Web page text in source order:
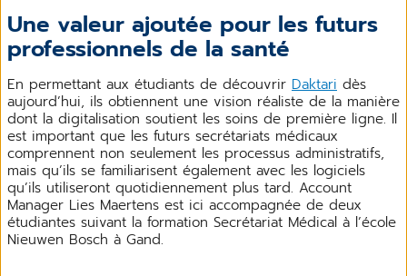
Une valeur ajoutée pour les futurs
professionnels de la santé
En permettant aux étudiants de découvrir Daktari dès
aujourd’hui, ils obtiennent une vision réaliste de la manière
dont la digitalisation soutient les soins de première ligne. Il
est important que les futurs secrétariats médicaux
comprennent non seulement les processus administratifs,
mais qu’ils se familiarisent également avec les logiciels
qu’ils utiliseront quotidiennement plus tard. Account
Manager Lies Maertens est ici accompagnée de deux
étudiantes suivant la formation Secrétariat Médical à l’école
Nieuwen Bosch à Gand.